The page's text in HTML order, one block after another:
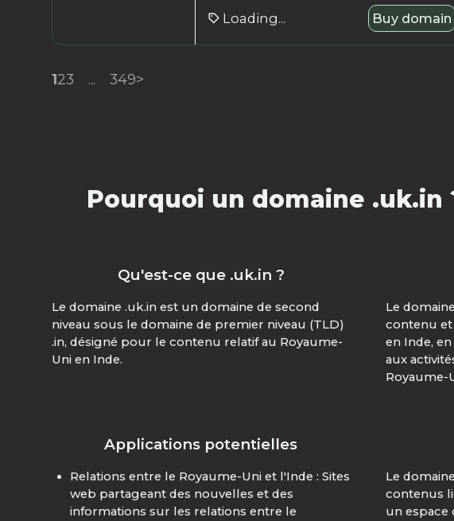
Loading... Buy domain
123 ... 349>
Pourquoi un domaine
Qu'est-ce que .uk.in ?
Le domaine .uk.in est un domaine de second
niveau sous le domaine de premier niveau (TLD)
.in, désigné pour le contenu relatif au Royaume-
Uni en Inde.
Le
contenu et
en Inde,
aux
Royaume-
Applications potentielles
Relations entre le Royaume-Uni et l'Inde : Sites
web partageant des nouvelles et des
informations sur les relations entre le
Le
contenus
un espace